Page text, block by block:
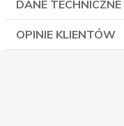
DANE TECHNICZNE
OPINIE KLIENTÓW